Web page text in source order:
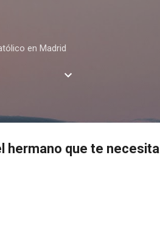
en Madrid
hermano que te necesita